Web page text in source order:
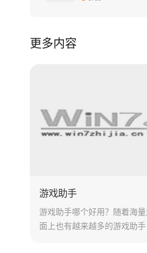
更多内容
游戏助手
游戏助手哪个好用？随着海
面上也有越来越多的游戏助手